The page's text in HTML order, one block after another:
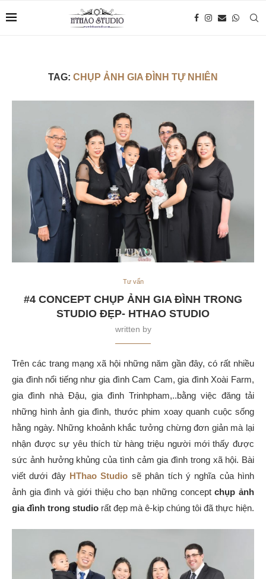
TAG: CHỤP ẢNH GIA ĐÌNH TỰ NHIÊN
Tư vấn
#4 CONCEPT CHỤP ẢNH GIA ĐÌNH TRONG
STUDIO ĐẸP- HTHAO STUDIO
written by
Trên các trang mạng xã hội những năm gần đây, có rất nhiều
gia đình nổi tiếng như gia đình Cam Cam, gia đình Xoài Farm,
gia đình nhà Đậu, gia đình Trinhpham,..bằng việc đăng tải
những hình ảnh gia đình, thước phim xoay quanh cuộc sống
hằng ngày. Những khoảnh khắc tưởng chừng đơn giản mà lại
nhận được sự yêu thích từ hàng triệu người mới thấy được
sức ảnh hưởng khủng của tình cảm gia đình trong xã hội. Bài
viết dưới đây HThao Studio sẽ phân tích ý nghĩa của hình
ảnh gia đình và giới thiệu cho bạn những conceptchụp ảnh
gia đình trong studio rất đẹp mà ê-kip chúng tôi đã thực hiện.